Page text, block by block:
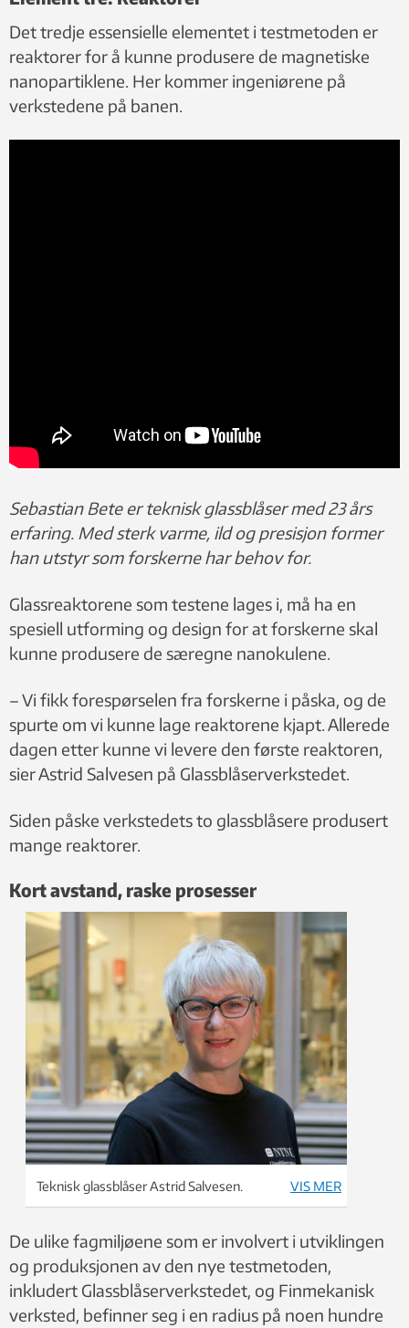
Det tredje essensielle elementet i testmetoden er
reaktorer for å kunne produsere de magnetiske
nanopartiklene. Her kommer ingeniørene på
verkstedene på banen.
Sebastian Bete er teknisk glassblåser med 23 års
erfaring. Med sterk varme, ild og presisjon former
han utstyr som forskerne har behov for.
Glassreaktorene som testene lages i, må ha en
spesiell utforming og design for at forskerne skal
kunne produsere de særegne nanokulene.
– Vi fikk forespørselen fra forskerne i påska, og de
spurte om vi kunne lage reaktorene kjapt. Allerede
dagen etter kunne vi levere den første reaktoren,
sier Astrid Salvesen på Glassblåserverkstedet.
Siden påske verkstedets to glassblåsere produsert
mange reaktorer.
Kort avstand, raske prosesser
Teknisk glassblåser Astrid Salvesen. VIS MER
De ulike fagmiljøene som er involvert i utviklingen
og produksjonen av den nye testmetoden,
inkludert Glassblåserverkstedet, og Finmekanisk
verksted, befinner seg i en radius på noen hundre